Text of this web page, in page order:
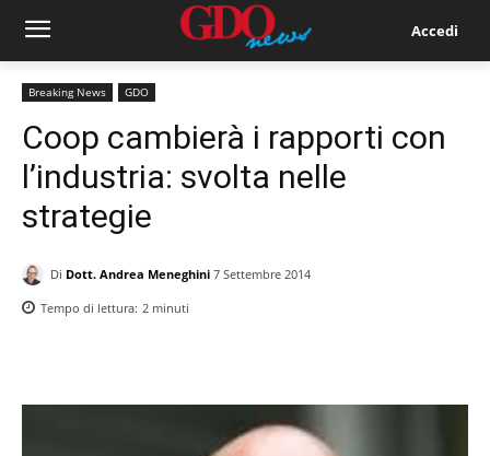
Accedi
Breaking News GDO
Coop cambierà i rapporti con
l’industria: svolta nelle
strategie
Di Dott. Andrea Meneghini 7 Settembre 2014
Tempo di lettura: 2 minuti